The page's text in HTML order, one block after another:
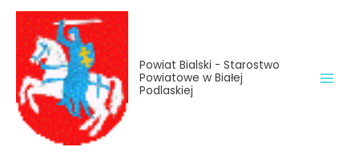
treści
Przejdź
treści
Powiat Bialski - Starostwo
Powiatowe w Białej
Podlaskiej